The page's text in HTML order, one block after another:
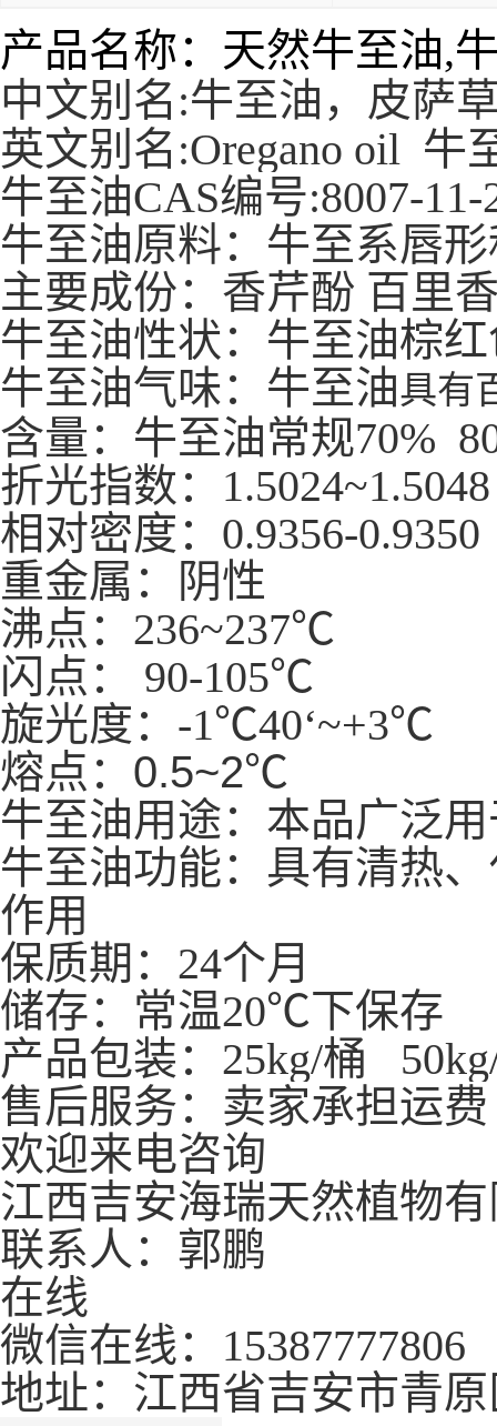
产品名称：天然牛至油,
中文别名:牛至油，皮萨
英文别名:Oregano oil 牛
牛至油CAS编号:8007-
牛至油原料：牛至系唇
主要成份：香芹酚 百里
牛至油性状：牛至油棕
牛至油气味：牛至油具有
含量：牛至油常规70%
折光指数：1.5024~1.5048
相对密度： 0.9356-0.9350
重金属：阴性
沸点：236~237℃
闪点： 90-105℃
旋光度：-1℃40‘~+3℃
熔点： 0.5~2℃
牛至油用途：本品广泛
牛至油功能：具有清热
作用
保质期：24个月
储存：常温20℃下保存
产品包装：25kg/桶
售后服务：卖家承担运
欢迎来电咨询
江西吉安海瑞天然植物
联系人：郭鹏
在线
微信在线：15387777806
地址：江西省吉安市青